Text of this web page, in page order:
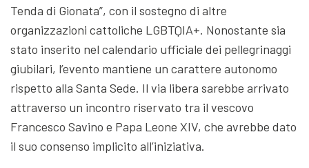
Tenda di Gionata”, con il sostegno di altre
organizzazioni cattoliche LGBTQIA+. Nonostante sia
stato inserito nel calendario ufficiale dei pellegrinaggi
giubilari, l’evento mantiene un carattere autonomo
rispetto alla Santa Sede. Il via libera sarebbe arrivato
attraverso un incontro riservato tra il vescovo
Francesco Savino e Papa Leone XIV, che avrebbe dato
il suo consenso implicito all’iniziativa.